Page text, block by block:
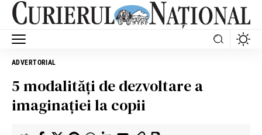
ADVERTORIAL
5 modalități de dezvoltare a
imaginației la copii